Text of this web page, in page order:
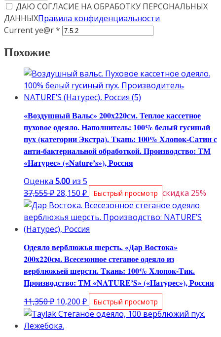
ДАЮ СОГЛАСИЕ НА ОБРАБОТКУ ПЕРСОНАЛЬНЫХ
ДАННЫХПравила конфиденциальности
Current ye@r*
Похожие
«Воздушный Вальс» 200х220см. Теплое кассетное
пуховое одеяло. Наполнитель: 100% белый гусиный
пух (категории Экстра). Ткань: 100% Хлопок-Сатин с
анти-бактериальной обработкой. Производство: ТМ
«Натурес» («Nature’s»), Россия
Оценка 5.00 из 5
37,555₽ Первоначальная
цена
составляла
37,555 ₽.
28,150 ₽Текущая
цена:
28,150 ₽.
Быстрый просмотр скидка 25%
Одеяло верблюжья шерсть. «Дар Востока»
200х220см. Всесезонное стеганое одеяло из
верблюжьей шерсти. Ткань: 100% Хлопок-Тик.
Производство: ТМ «NATURE’S» («Натурес»), Россия
11,350₽ Первоначальная
цена
составляла
10,200 ₽Текущая
цена:
Быстрый просмотр